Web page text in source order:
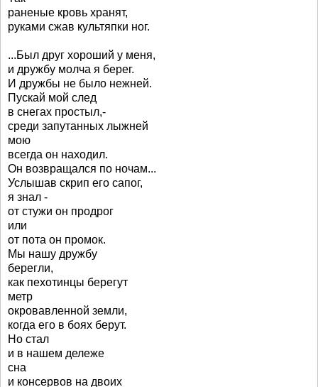
раненые кровь хранят,
руками сжав культяпки ног.
...Был друг хороший у меня,
и дружбу молча я берег.
И дружбы не было нежней.
Пускай мой след
в снегах простыл,-
среди запутанных лыжней
мою
всегда он находил.
Он возвращался по ночам...
Услышав скрип его сапог,
я знал -
от стужи он продрог
или
от пота он промок.
Мы нашу дружбу
берегли,
как пехотинцы берегут
метр
окровавленной земли,
когда его в боях берут.
Но стал
и в нашем дележе
сна
и консервов на двоих